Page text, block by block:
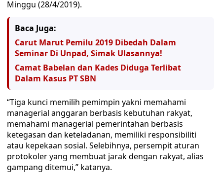
Minggu (28/4/2019).
Baca Juga:
Carut Marut Pemilu 2019 Dibedah Dalam
Seminar Di Unpad, Simak Ulasannya!
Camat Babelan dan Kades Diduga Terlibat
Dalam Kasus PT SBN
“Tiga kunci memilih pemimpin yakni memahami
managerial anggaran berbasis kebutuhan rakyat,
memahami managerial pemerintahan berbasis
ketegasan dan keteladanan, memiliki responsibiliti
atau kepekaan sosial. Selebihnya, persempit aturan
protokoler yang membuat jarak dengan rakyat, alias
gampang ditemui,” katanya.